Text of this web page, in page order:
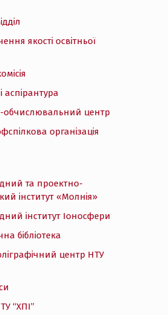
якості освітньої
аспірантура
обчислювальний центр
організація
та проектно-
інститут «Молнія»
інститут Іоносфери
бібліотека
центр НТУ
“ХПІ”